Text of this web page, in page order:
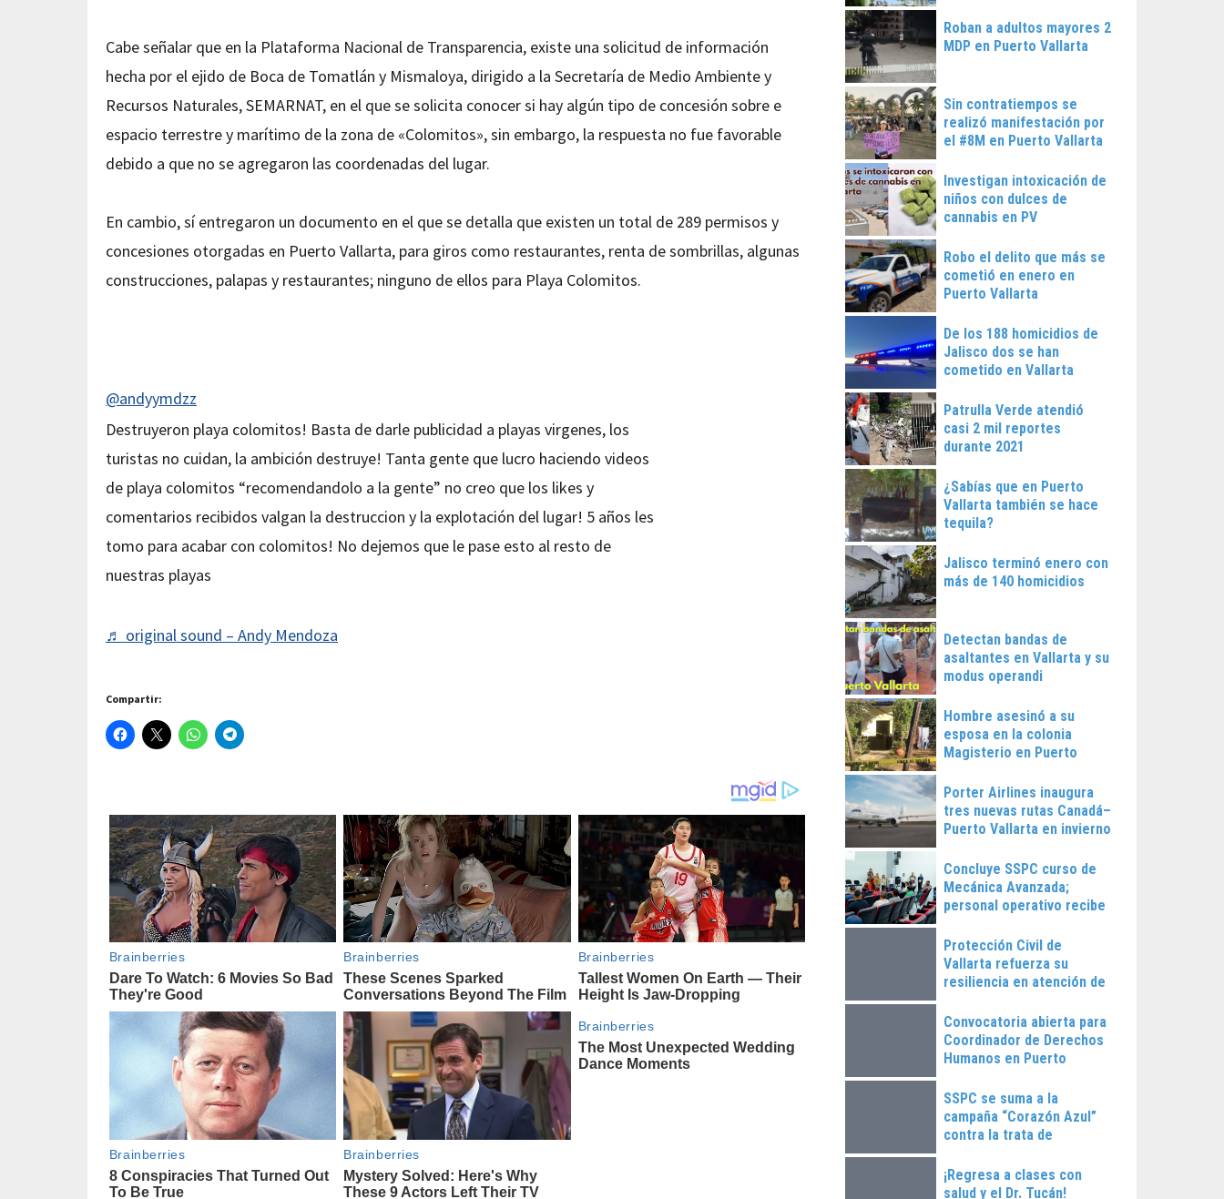
Cabe señalar que en la Plataforma Nacional de Transparencia, existe una solicitud de información
hecha por el ejido de Boca de Tomatlán y Mismaloya, dirigido a la Secretaría de Medio Ambiente y
Recursos Naturales, SEMARNAT, en el que se solicita conocer si hay algún tipo de concesión sobre e
espacio terrestre y marítimo de la zona de «Colomitos», sin embargo, la respuesta no fue favorable
debido a que no se agregaron las coordenadas del lugar.
En cambio, sí entregaron un documento en el que se detalla que existen un total de 289 permisos y
concesiones otorgadas en Puerto Vallarta, para giros como restaurantes, renta de sombrillas, algunas
construcciones, palapas y restaurantes; ninguno de ellos para Playa Colomitos.
@andyymdzz
Destruyeron playa colomitos! Basta de darle publicidad a playas virgenes, los
turistas no cuidan, la ambición destruye! Tanta gente que lucro haciendo videos
de playa colomitos “recomendandolo a la gente” no creo que los likes y
comentarios recibidos valgan la destruccion y la explotación del lugar! 5 años les
tomo para acabar con colomitos! No dejemos que le pase esto al resto de
nuestras playas
♬ original sound – Andy Mendoza
Compartir:
Roban a adultos mayores 2
MDP en Puerto Vallarta
Sin contratiempos se
realizó manifestación por
el #8M en Puerto Vallarta
Investigan intoxicación de
niños con dulces de
cannabis en PV
Robo el delito que más se
cometió en enero en
Puerto Vallarta
De los 188 homicidios de
Jalisco dos se han
cometido en Vallarta
Patrulla Verde atendió
casi 2 mil reportes
durante 2021
¿Sabías que en Puerto
Vallarta también se hace
tequila?
Jalisco terminó enero con
más de 140 homicidios
Detectan bandas de
asaltantes en Vallarta y su
modus operandi
Hombre asesinó a su
esposa en la colonia
Magisterio en Puerto
Porter Airlines inaugura
tres nuevas rutas Canadá–
Puerto Vallarta en invierno
Concluye SSPC curso de
Mecánica Avanzada;
personal operativo recibe
Protección Civil de
Vallarta refuerza su
resiliencia en atención de
Convocatoria abierta para
Coordinador de Derechos
Humanos en Puerto
SSPC se suma a la
campaña “Corazón Azul”
contra la trata de
¡Regresa a clases con
salud y el Dr. Tucán!